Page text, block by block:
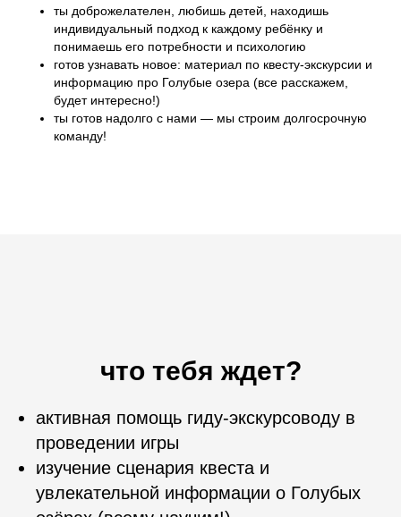
ты доброжелателен, любишь детей, находишь
индивидуальный подход к каждому ребёнку и
понимаешь его потребности и психологию
готов узнавать новое: материал по квесту-экскурсии и
информацию про Голубые озера (все расскажем,
будет интересно!)
ты готов надолго с нами — мы строим долгосрочную
команду!
что тебя ждет?
активная помощь гиду-экскурсоводу в
проведении игры
изучение сценария квеста и
увлекательной информации о Голубых